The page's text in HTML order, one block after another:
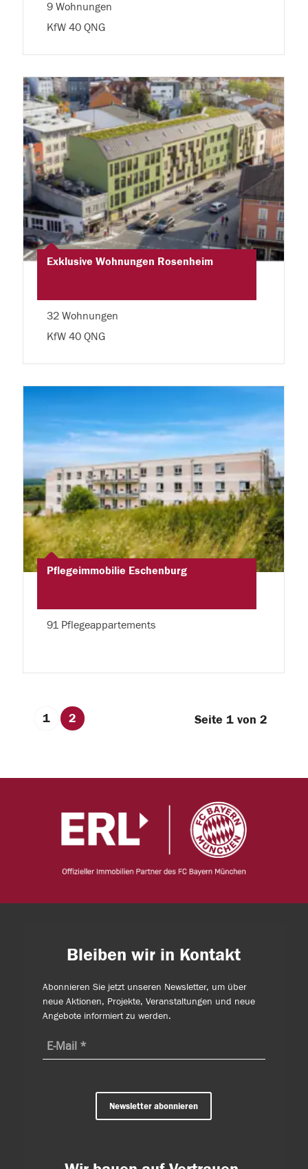
9 Wohnungen
KfW 40 QNG
Exklusive Wohnungen Rosenheim
32 Wohnungen
KfW 40 QNG
Pflegeimmobilie Eschenburg
91 Pflegeappartements
Seite 1 von 2
1 2
Bleiben wir in Kontakt
Abonnieren Sie jetzt unseren Newsletter, um über
neue Aktionen, Projekte, Veranstaltungen und neue
Angebote informiert zu werden.
Newsletter abonnieren